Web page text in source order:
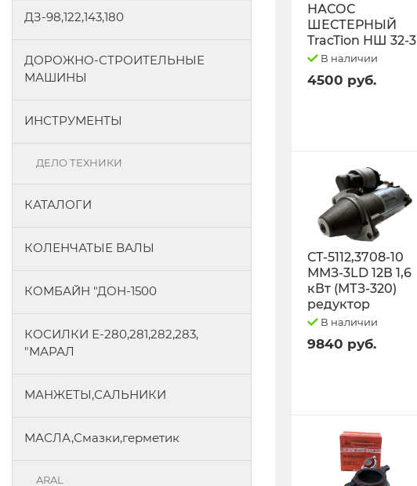
ДЗ-98,122,143,180
ДОРОЖНО-СТРОИТЕЛЬНЫЕ
МАШИНЫ
ИНСТРУМЕНТЫ
ДЕЛО ТЕХНИКИ
КАТАЛОГИ
КОЛЕНЧАТЫЕ ВАЛЫ
КОМБАЙН "ДОН-1500
КОСИЛКИ Е-280,281,282,283,
"МАРАЛ
МАНЖЕТЫ,САЛЬНИКИ
МАСЛА,Смазки,герметик
ARAL
НАСОС
ШЕСТЕРНЫЙ
TracTion НШ 32-3
В наличии
4500 руб.
СТ-5112,3708-10
ММЗ-3LD 12В 1,6
кВт (МТЗ-320)
редуктор
В наличии
9840 руб.